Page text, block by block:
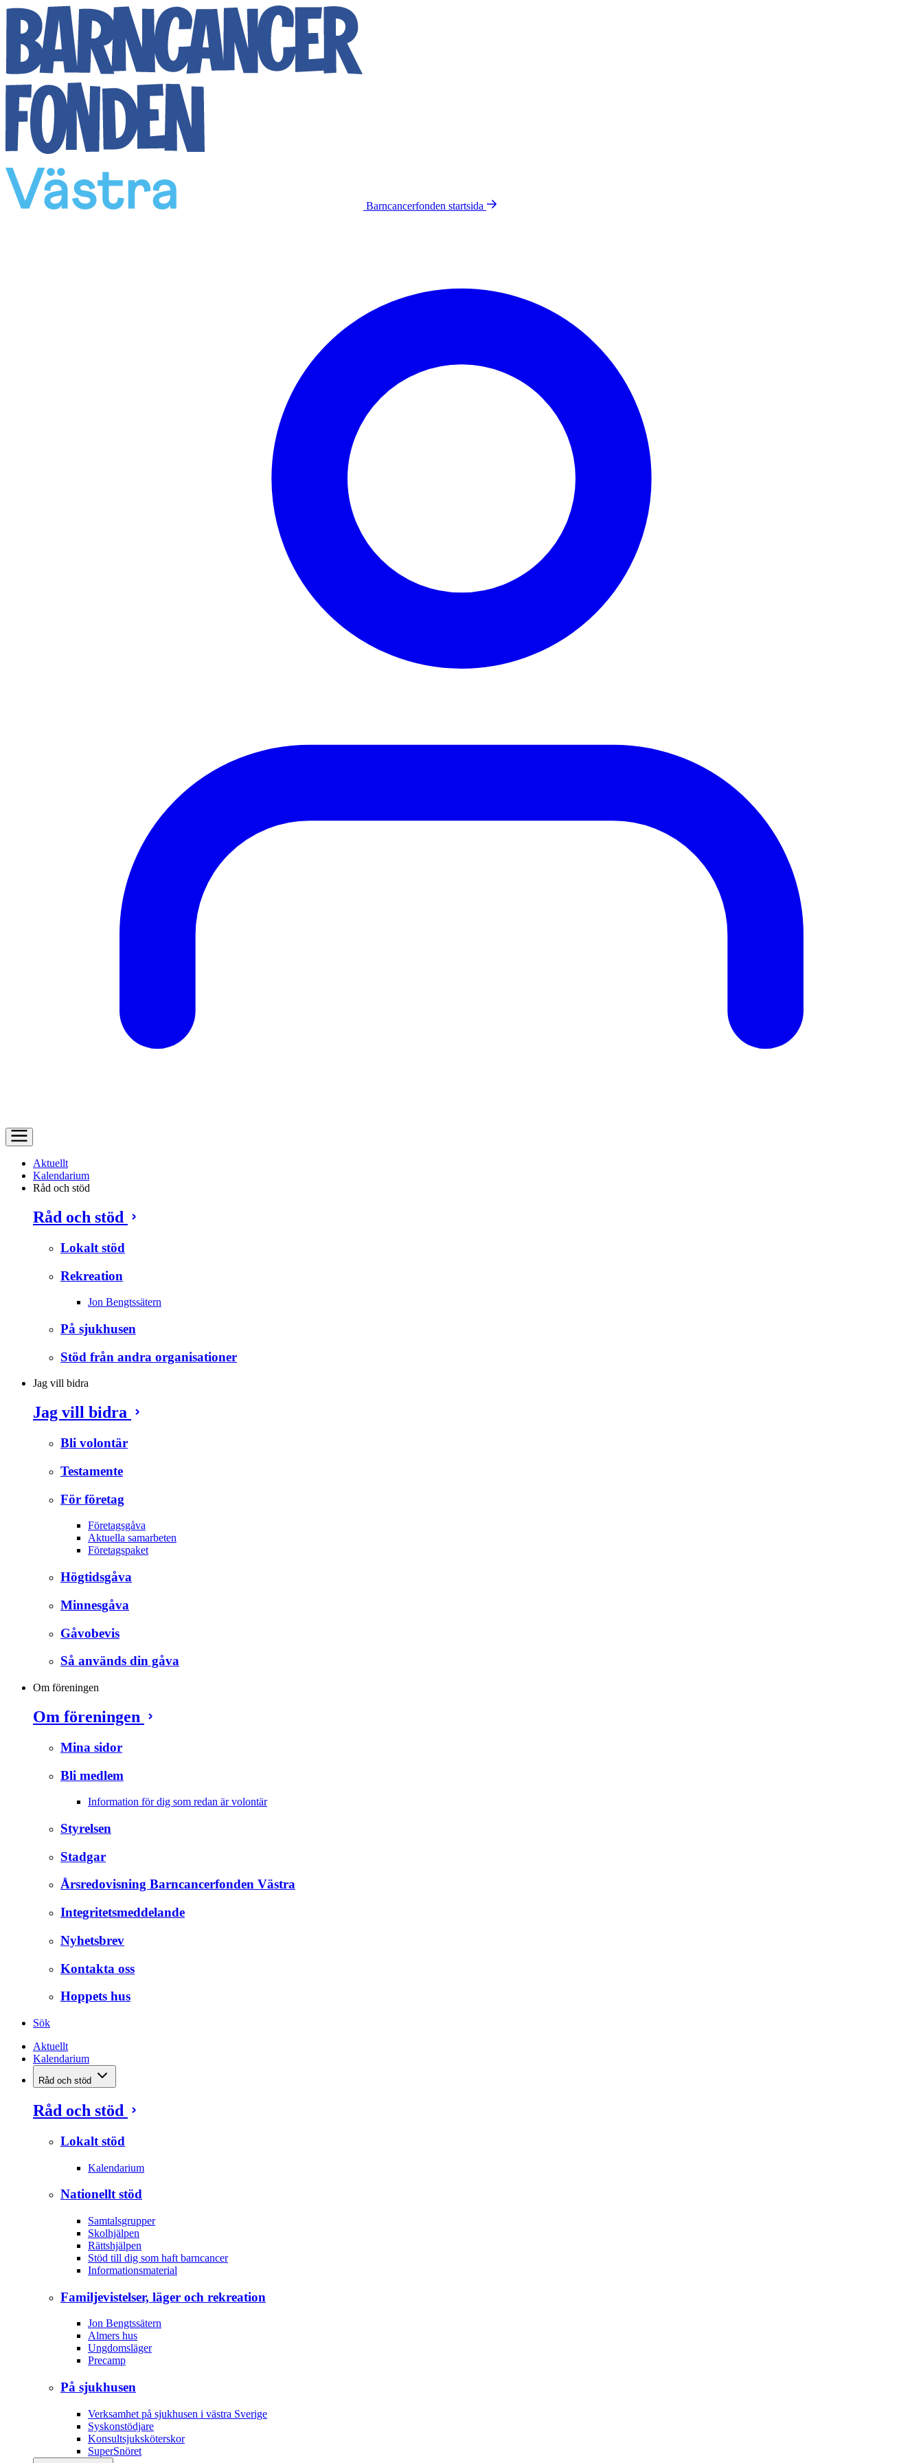
Barncancerfonden startsida
Aktuellt
Kalendarium
Råd och stöd
Råd och stöd
Lokalt stöd
Rekreation
Jon Bengtssätern
På sjukhusen
Stöd från andra organisationer
Jag vill bidra
Jag vill bidra
Bli volontär
Testamente
För företag
Företagsgåva
Aktuella samarbeten
Företagspaket
Högtidsgåva
Minnesgåva
Gåvobevis
Så används din gåva
Om föreningen
Om föreningen
Mina sidor
Bli medlem
Information för dig som redan är volontär
Styrelsen
Stadgar
Årsredovisning Barncancerfonden Västra
Integritetsmeddelande
Nyhetsbrev
Kontakta oss
Hoppets hus
Sök
Aktuellt
Kalendarium
Råd och stöd
Råd och stöd
Lokalt stöd
Kalendarium
Nationellt stöd
Samtalsgrupper
Skolhjälpen
Rättshjälpen
Stöd till dig som haft barncancer
Informationsmaterial
Familjevistelser, läger och rekreation
Jon Bengtssätern
Almers hus
Ungdomsläger
Precamp
På sjukhusen
Verksamhet på sjukhusen i västra Sverige
Syskonstödjare
Konsultsjuksköterskor
SuperSnöret